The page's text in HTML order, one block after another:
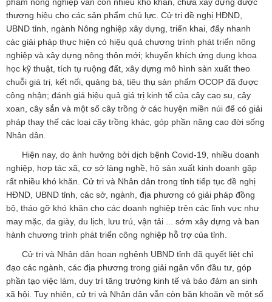
phẩm nông nghiệp vẫn còn nhiều khó khăn, chưa xây dựng được
thương hiệu cho các sản phẩm chủ lực. Cử tri đề nghị HĐND,
UBND tỉnh, ngành Nông nghiệp xây dựng, triển khai, đẩy nhanh
các giải pháp thực hiện có hiệu quả chương trình phát triển nông
nghiệp và xây dựng nông thôn mới; khuyến khích ứng dụng khoa
học kỹ thuật, tích tụ ruộng đất, xây dựng mô hình sản xuất theo
chuỗi giá trị, kết nối, quảng bá, tiêu thụ sản phẩm OCOP đã được
công nhận; đánh giá hiệu quả giá trị kinh tế của cây cao su, cây
xoan, cây sắn và một số cây trồng ở các huyện miền núi để có giải
pháp thay thế các loại cây trồng khác, góp phần nâng cao đời sống
Nhân dân.
Hiện nay, do ảnh hưởng bởi dịch bệnh Covid-19, nhiều doanh
nghiệp, hợp tác xã, cơ sở làng nghề, hộ sản xuất kinh doanh gặp
rất nhiều khó khăn. Cử tri và Nhân dân trong tỉnh tiếp tục đề nghị
HĐND, UBND tỉnh, các sở, ngành, địa phương có giải pháp đồng
bộ, tháo gỡ khó khăn cho các doanh nghiệp trên các lĩnh vực như
may mặc, da giày, du lịch, lưu trú, vận tải ... sớm xây dựng và ban
hành chương trình phát triển công nghiệp hỗ trợ của tỉnh.
Cử tri và Nhân dân hoan nghênh UBND tỉnh đã quyết liệt chỉ
đạo các ngành, các địa phương trong giải ngân vốn đầu tư, góp
phần tạo việc làm, duy trì tăng trưởng kinh tế và bảo đảm an sinh
xã hội. Tuy nhiên, cử tri và Nhân dân vẫn còn băn khoăn về một số